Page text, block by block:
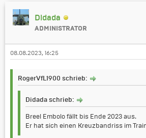
Didada
ADMINISTRATOR
08.08.2023, 16:25
RogerVfL1900 schrieb:
Didada schrieb:
Breel Embolo fällt bis Ende 2023 aus.
Er hat sich einen Kreuzbandriss im